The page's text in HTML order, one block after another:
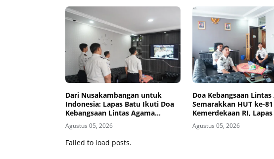
Dari Nusakambangan untuk
Indonesia: Lapas Batu Ikuti Doa
Kebangsaan Lintas Agama
Sambut HUT ke-81 RI
Agustus 05, 2026
Doa Kebangsaan Lintas
Semarakkan HUT ke-81
Kemerdekaan RI,
Teguhkan Semangat
Secara Virtual
Agustus 05, 2026
Failed to load posts.